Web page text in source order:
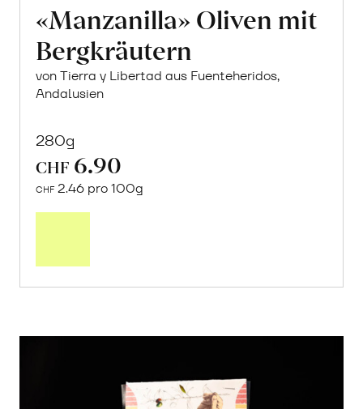
«Manzanilla» Oliven mit
Bergkräutern
von Tierra y Libertad aus Fuenteheridos,
Andalusien
280g
CHF 6.90
CHF 2.46 pro 100g